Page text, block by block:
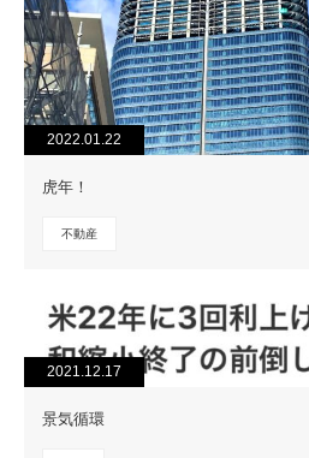
2022.01.22
虎年！
不動産
2021.12.17
景気循環